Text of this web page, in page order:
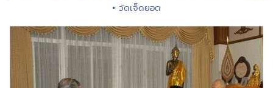
• วัดเจ็ดยอด